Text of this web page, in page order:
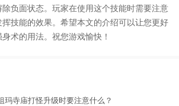
负面状态。玩家在使用这个技能时需要注意
技能的效果。希望本文的介绍可以让您更好
术的用法。祝您游戏愉快！
玛寺庙打怪升级时要注意什么？